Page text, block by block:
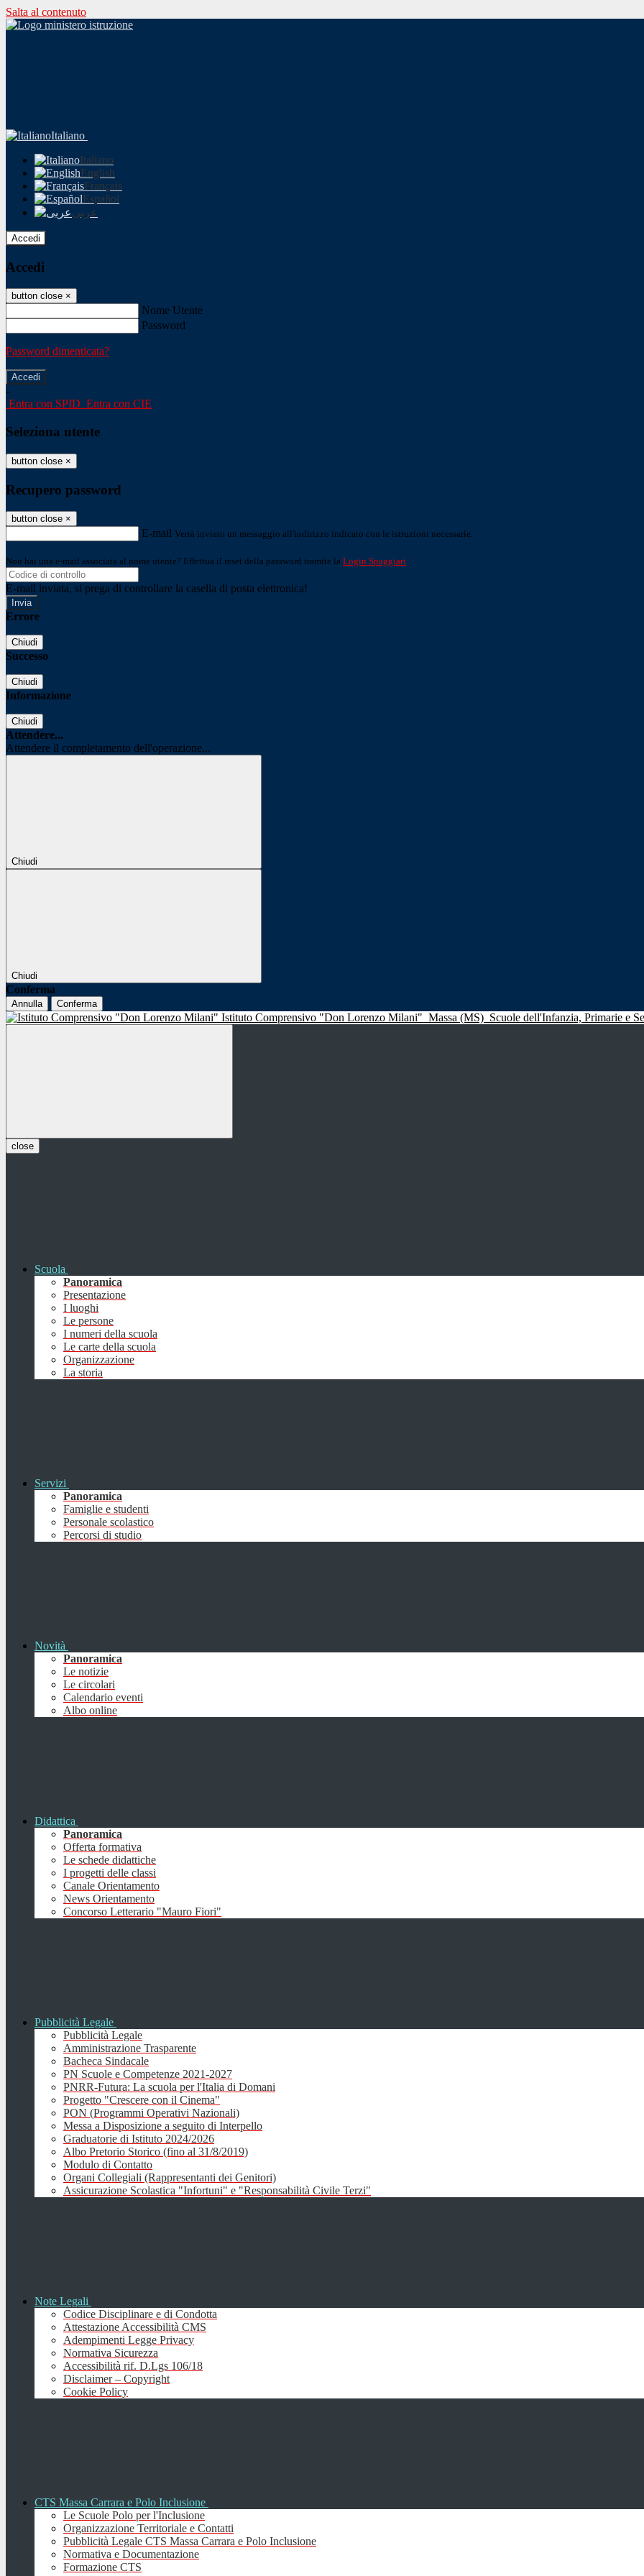
Salta al contenuto
Italiano
Italiano
English
Français
Español
عربى
Accedi
Accedi
button close ×
Nome Utente
Password
Password dimenticata?
-
Entra con SPID Entra con CIE
Seleziona utente
button close ×
Recupero password
button close ×
E-mail Verrà inviato un messaggio all'indirizzo indicato con le istruzioni necessarie.
Non hai una e-mail associata al nome utente? Effettua il reset della password tramite la Login Spaggiari
E-mail inviata, si prega di controllare la casella di posta elettronica!
Errore
Chiudi
Successo
Chiudi
Informazione
Chiudi
Attendere...
Attendere il completamento dell'operazione...
Chiudi
Chiudi
Conferma
Annulla Conferma
Istituto Comprensivo "Don Lorenzo Milani" Massa (MS) Scuole dell'Infanzia, Primarie e
close
Scuola
Panoramica
Presentazione
I luoghi
Le persone
I numeri della scuola
Le carte della scuola
Organizzazione
La storia
Servizi
Panoramica
Famiglie e studenti
Personale scolastico
Percorsi di studio
Novità
Panoramica
Le notizie
Le circolari
Calendario eventi
Albo online
Didattica
Panoramica
Offerta formativa
Le schede didattiche
I progetti delle classi
Canale Orientamento
News Orientamento
Concorso Letterario "Mauro Fiori"
Pubblicità Legale
Pubblicità Legale
Amministrazione Trasparente
Bacheca Sindacale
PN Scuole e Competenze 2021-2027
PNRR-Futura: La scuola per l'Italia di Domani
Progetto "Crescere con il Cinema"
PON (Programmi Operativi Nazionali)
Messa a Disposizione a seguito di Interpello
Graduatorie di Istituto 2024/2026
Albo Pretorio Storico (fino al 31/8/2019)
Modulo di Contatto
Organi Collegiali (Rappresentanti dei Genitori)
Assicurazione Scolastica "Infortuni" e "Responsabilità Civile Terzi"
Note Legali
Codice Disciplinare e di Condotta
Attestazione Accessibilità CMS
Adempimenti Legge Privacy
Normativa Sicurezza
Accessibilità rif. D.Lgs 106/18
Disclaimer – Copyright
Cookie Policy
CTS Massa Carrara e Polo Inclusione
Le Scuole Polo per l'Inclusione
Organizzazione Territoriale e Contatti
Pubblicità Legale CTS Massa Carrara e Polo Inclusione
Normativa e Documentazione
Formazione CTS